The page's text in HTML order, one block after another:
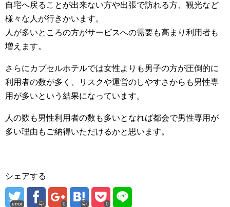
自宅へ戻ることが出来ない方や出張で訪れる方、観光など
様々な人が行きかいます。
人が多いところの方がサービスへの需要も高まり利用者も
増えます。
さらにカプセルホテルでは女性よりも男子の方が圧倒的に
利用者の数が多く、リスクや運営のしやすさからも男性専
用が多いという結果になっています。
人の数も男性利用者の数も多いとなれば都会で男性専用が
多い理由もご納得いただけるかと思います。
シェアする
error 0 0